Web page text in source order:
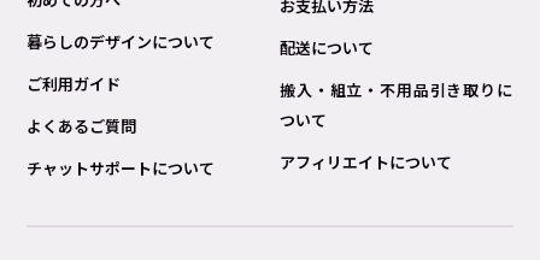
暮らしのデザインについて
ご利用ガイド
よくあるご質問
チャットサポートについて
お支払い方法
配送について
搬入・組立・不用品引き取りに
ついて
アフィリエイトについて